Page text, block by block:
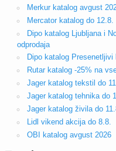
Merkur katalog avgust
Mercator katalog do 12.8.
Dipo katalog Ljubljana i
odprodaja
Dipo katalog Presenetljivi
Rutar katalog -25% na
Jager katalog tekstil do
Jager katalog tehnika do
Jager katalog živila do
Lidl vikend akcija do 8.8.
OBI katalog avgust 2026